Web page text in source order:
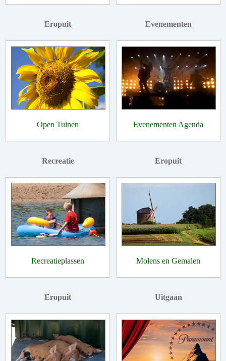
Eropuit
Open Tuinen
Evenementen
Evenementen Agenda
Recreatie
Recreatieplassen
Eropuit
Molens en Gemalen
Eropuit Uitgaan